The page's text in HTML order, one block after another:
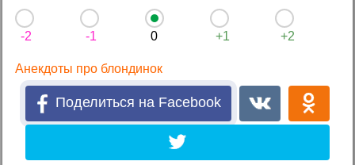
-2 -1 0 +1 +2
Анекдоты про блондинок
Поделиться на Facebook